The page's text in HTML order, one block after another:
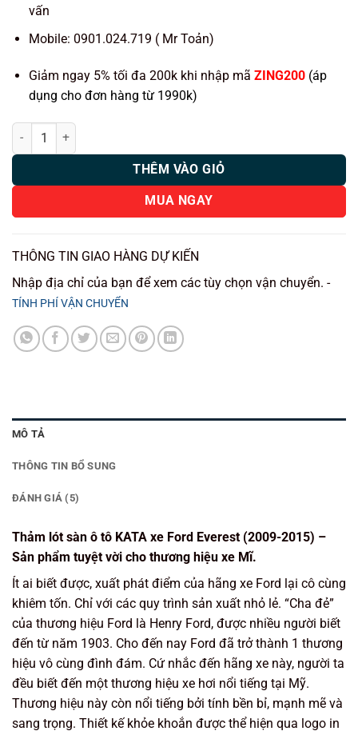
vấn
Mobile: 0901.024.719 ( Mr Toản)
Giảm ngay 5% tối đa 200k khi nhập mã ZING200 (áp
dụng cho đơn hàng từ 1990k)
Thảm lót sàn ô tô KATA xe Ford Everest (2009-2015) số lượng
THÊM VÀO GIỎ
MUA NGAY
THÔNG TIN GIAO HÀNG DỰ KIẾN
Nhập địa chỉ của bạn để xem các tùy chọn vận chuyển. -
TÍNH PHÍ VẬN CHUYỂN
MÔ TẢ
THÔNG TIN BỔ SUNG
ĐÁNH GIÁ (5)
Thảm lót sàn ô tô KATA xe Ford Everest (2009-2015) –
Sản phẩm tuyệt vời cho thương hiệu xe Mĩ.
Ít ai biết được, xuất phát điểm của hãng xe Ford lại cô cùng
khiêm tốn. Chỉ với các quy trình sản xuất nhỏ lẻ. “Cha đẻ”
của thương hiệu Ford là Henry Ford, được nhiều người biết
đến từ năm 1903. Cho đến nay Ford đã trở thành 1 thương
hiệu vô cùng đình đám. Cứ nhắc đến hãng xe này, người ta
đều biết đến một thương hiệu xe hơi nổi tiếng tại Mỹ.
Thương hiệu này còn nổi tiếng bởi tính bền bỉ, mạnh mẽ và
sang trọng. Thiết kế khỏe khoắn được thể hiện qua logo in